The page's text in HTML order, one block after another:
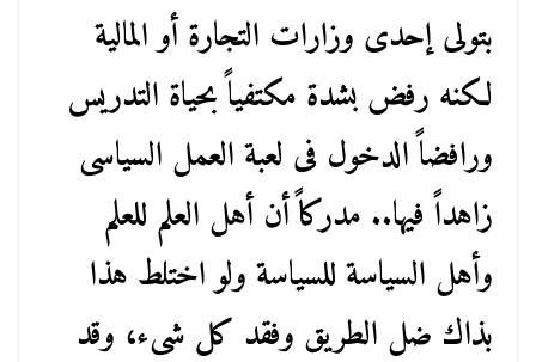
بتولى إحدى وزارات التجارة أو المالية
لكنه رفض بشدة مكتفياً بحياة التدريس
ورافضاً الدخول فى لعبة العمل السياسى
زاهداً فيها.. مدركاً أن أهل العلم للعلم
وأهل السياسة للسياسة ولو اختلط هذا
بذاك ضل الطريق وفقد كل شىء، وقد